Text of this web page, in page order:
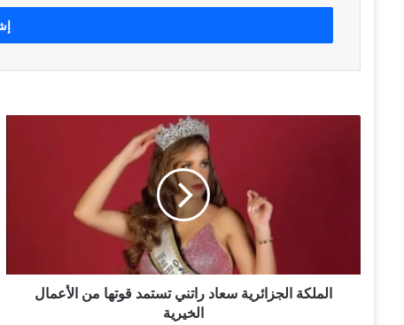
خ
ب
ك
ن
ج
الملكة الجزائرية سعاد راتني تستمد قوتها من الأعمال
الخيرية